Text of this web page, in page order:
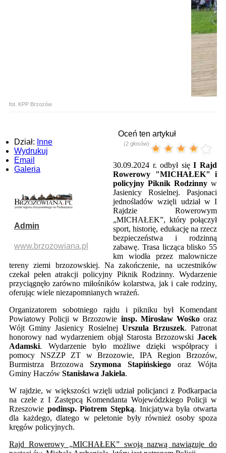
fot. KPP Brzozów
Dział: Inne
Wydrukuj
Email
Galeria
Oceń ten artykuł
(2 głosów)
Admin
www.brzozowiana.pl
30.09.2024 r. odbył sięI Rajd
Rowerowy "MICHAŁEK" i
policyjny Piknik Rodzinny w
Jasienicy Rosielnej. Pasjonaci
jednośladów wzięli udział w I
Rajdzie Rowerowym
„MICHAŁEK”, który połączył
sport, historię, edukację na rzecz
bezpieczeństwa i rodzinną
zabawę. Trasa licząca blisko 55
km wiodła przez malownicze
tereny ziemi brzozowskiej. Na zakończenie, na uczestników
czekał pełen atrakcji policyjny Piknik Rodzinny. Wydarzenie
przyciągnęło zarówno miłośników kolarstwa, jak i całe rodziny,
oferując wiele niezapomnianych wrażeń.
Organizatorem sobotniego rajdu i pikniku był Komendant
Powiatowy Policji w Brzozowie insp. Mirosław Wośkooraz
Wójt Gminy Jasienicy Rosielnej Urszula Brzuszek. Patronat
honorowy nad wydarzeniem objął Starosta Brzozowski Jacek
Adamski. Wydarzenie było możliwe dzięki współpracy i
pomocy NSZZP ZT w Brzozowie, IPA Region Brzozów,
Burmistrza Brzozowa Szymona Stapińskiego oraz Wójta
Gminy Haczów Stanisława Jakiela.
W rajdzie, w większości wzięli udział policjanci z Podkarpacia
na czele z I Zastępcą Komendanta Wojewódzkiego Policji w
Rzeszowie podinsp. Piotrem Stępką. Inicjatywa była otwarta
dla każdego, dlatego w peletonie były również osoby spoza
kręgów policyjnych.
Rajd Rowerowy „MICHAŁEK” swoją nazwą nawiązuje do